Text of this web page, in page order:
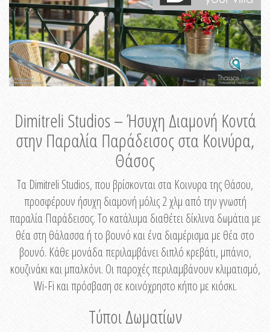
Dimitreli Studios – Ήσυχη Διαμονή Κοντά
στην Παραλία Παράδεισος στα Κοινύρα,
Θάσος
Τα Dimitreli Studios, που βρίσκονται στα Κοινυρα της Θάσου,
προσφέρουν ήσυχη διαμονή μόλις 2 χλμ από την γνωστή
παραλία Παράδεισος. Το κατάλυμα διαθέτει δίκλινα δωμάτια με
θέα στη θάλασσα ή το βουνό και ένα διαμέρισμα με θέα στο
βουνό. Κάθε μονάδα περιλαμβάνει διπλό κρεβάτι, μπάνιο,
κουζινάκι και μπαλκόνι. Οι παροχές περιλαμβάνουν κλιματισμό,
Wi-Fi και πρόσβαση σε κοινόχρηστο κήπο με κιόσκι.
Τύποι Δωματίων